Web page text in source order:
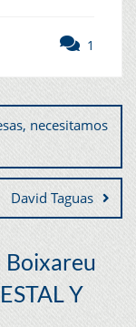
1
necesitamos
David Taguas
Boixareu
Y